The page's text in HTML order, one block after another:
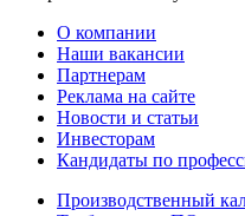
О компании
Наши вакансии
Партнерам
Реклама на сайте
Новости и статьи
Инвесторам
Кандидаты по
Производственный